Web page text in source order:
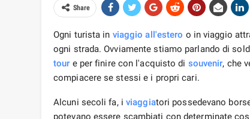
Share
Ogni turista in viaggio all'estero o in viaggio
ogni strada. Ovviamente stiamo parlando di
tour e per finire con l'acquisto di souvenir, che
compiacere se stessi e i propri cari.
Alcuni secoli fa, i viaggiatori possedevano
potevano essere scambiati con determinate